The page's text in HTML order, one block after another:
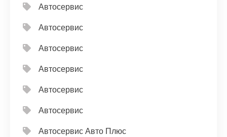
Автосервис
Автосервис
Автосервис
Автосервис
Автосервис
Автосервис
Автосервис Авто Плюс